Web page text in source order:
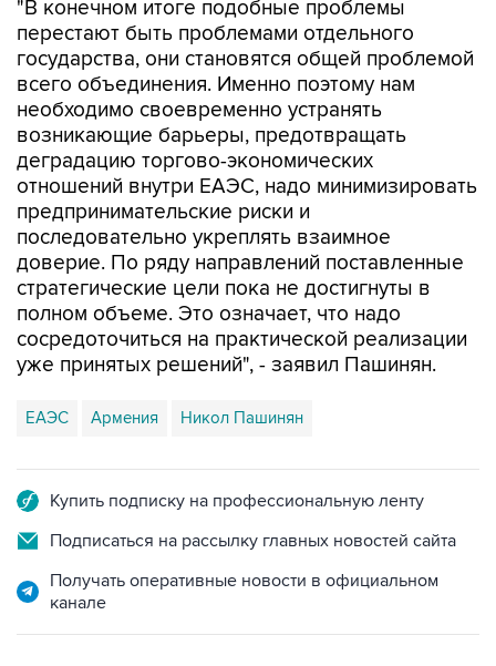
"В конечном итоге подобные проблемы
перестают быть проблемами отдельного
государства, они становятся общей проблемой
всего объединения. Именно поэтому нам
необходимо своевременно устранять
возникающие барьеры, предотвращать
деградацию торгово-экономических
отношений внутри ЕАЭС, надо минимизировать
предпринимательские риски и
последовательно укреплять взаимное
доверие. По ряду направлений поставленные
стратегические цели пока не достигнуты в
полном объеме. Это означает, что надо
сосредоточиться на практической реализации
уже принятых решений", - заявил Пашинян.
ЕАЭС Армения Никол Пашинян
Купить подписку на профессиональную ленту
Подписаться на рассылку главных новостей сайта
Получать оперативные новости в официальном
канале